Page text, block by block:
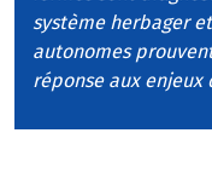
système herbager
autonomes
réponse aux enjeux